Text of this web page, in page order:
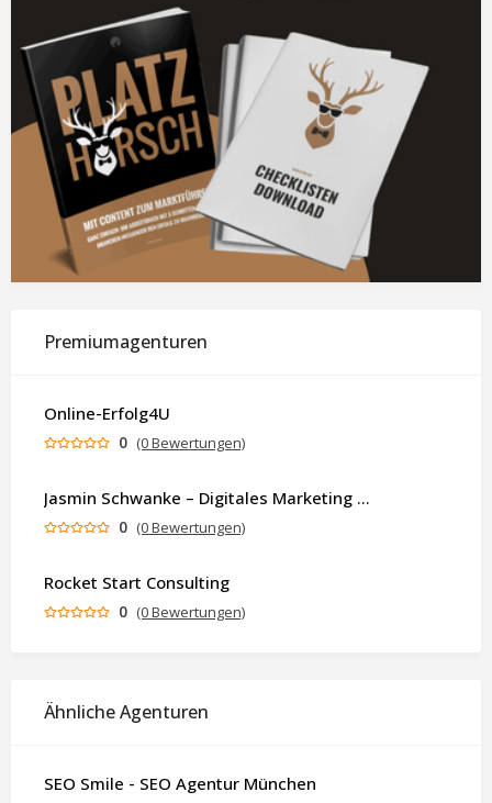
Premiumagenturen
Online-Erfolg4U
0 (0 Bewertungen)
Jasmin Schwanke – Digitales Marketing & KI-gestützte Contenterstellung
0 (0 Bewertungen)
Rocket Start Consulting
0 (0 Bewertungen)
Ähnliche Agenturen
SEO Smile - SEO Agentur München